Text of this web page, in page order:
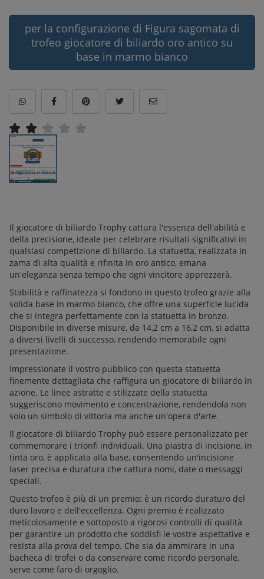
per la configurazione di Figura sagomata di
trofeo giocatore di biliardo oro antico su
base in marmo bianco
Il giocatore di biliardo Trophy cattura l'essenza dell'abilità e
della precisione, ideale per celebrare risultati significativi in
qualsiasi competizione di biliardo. La statuetta, realizzata in
zama di alta qualità e rifinita in oro antico, emana
un'eleganza senza tempo che ogni vincitore apprezzerà.
Stabilità e raffinatezza si fondono in questo trofeo grazie alla
solida base in marmo bianco, che offre una superficie lucida
che si integra perfettamente con la statuetta in bronzo.
Disponibile in diverse misure, da 14,2 cm a 16,2 cm, si adatta
a diversi livelli di successo, rendendo memorabile ogni
presentazione.
Impressionate il vostro pubblico con questa statuetta
finemente dettagliata che raffigura un giocatore di biliardo in
azione. Le linee astratte e stilizzate della statuetta
suggeriscono movimento e concentrazione, rendendola non
solo un simbolo di vittoria ma anche un'opera d'arte.
Il giocatore di biliardo Trophy può essere personalizzato per
commemorare i trionfi individuali. Una piastra di incisione, in
tinta oro, è applicata alla base, consentendo un'incisione
laser precisa e duratura che cattura nomi, date o messaggi
speciali.
Questo trofeo è più di un premio: è un ricordo duraturo del
duro lavoro e dell'eccellenza. Ogni premio è realizzato
meticolosamente e sottoposto a rigorosi controlli di qualità
per garantire un prodotto che soddisfi le vostre aspettative e
resista alla prova del tempo. Che sia da ammirare in una
bacheca di trofei o da conservare come ricordo personale,
serve come faro di orgoglio.